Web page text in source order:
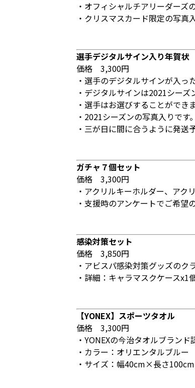
・オフィシャルチアリーダーズ
・クリスマスカード限定の写真
選手デジタルサイン入り年賀状
価格 3,300円
・選手のデジタルサインが入っ
・デジタルサインは2021シー
・選手はお選びすることができ
・2021シーズンの写真入りです
・三が日に間に合うように発送
ガチャ７個セット
価格 3,300円
・アクリルキーホルダー、アク
・支援時のアンケートでご希望
感染対策セット
価格 3,850円
・アビスパ感染対策グッズのク
・詳細：キャラマスクケース
【YONEX】スポーツタオル
価格 3,300円
・YONEXの今治タオルブランド
・カラー：オリエンタルブルー
・サイズ：幅40cm×長さ100cm